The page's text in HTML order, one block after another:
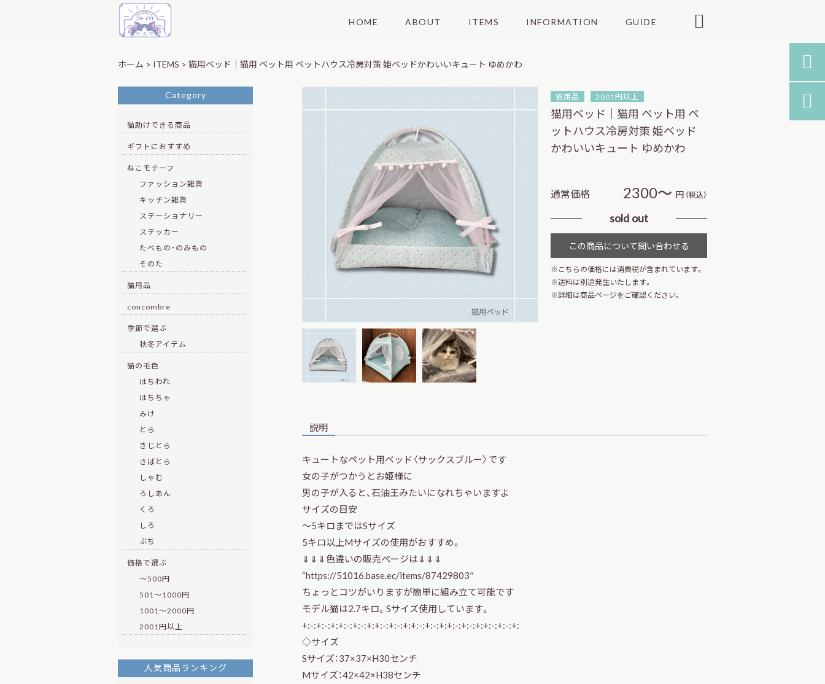
HOME ABOUT ITEMS INFORMATION GUIDE 
ホーム > ITEMS > 猫用ベッド｜猫用 ペット用 ペットハウス冷房対策 姫ベッドかわいいキュート ゆめかわ
猫用品 2001円以上
猫用ベッド｜猫用 ペット用 ペ
ットハウス冷房対策 姫ベッド
かわいいキュート ゆめかわ
通常価格 2300～ 円 （税込）
sold out
※こちらの価格には消費税が含まれています。
※送料は別途発生いたします。
※詳細は商品ページをご確認ください。
説明
キュートなペット用ベッド〈サックスブルー〉です
女の子がつかうとお姫様に
男の子が入ると、石油王みたいになれちゃいますよ
サイズの目安
～5キロまではSサイズ
5キロ以上Mサイズの使用がおすすめ。
⇓⇓⇓色違いの販売ページは⇓⇓⇓
“https://51016.base.ec/items/87429803″
ちょっとコツがいりますが簡単に組み立て可能です
モデル猫は2.7キロ。Sサイズ使用しています。
+:-:+:-:+:+:-:+:-:+:+:-:+:-:+:+:-:+:-:+:+:-:+:-:+:+:-:+:-:+:
◇サイズ
Sサイズ：37×37×H30センチ
Mサイズ：42×42×H38センチ
Category
猫助けできる商品
ギフトにおすすめ
ねこモチーフ
ファッション雑貨
キッチン雑貨
ステーショナリー
ステッカー
たべもの・のみもの
そのた
猫用品
concombre
季節で選ぶ
秋冬アイテム
猫の毛色
はちわれ
はちちゃ
みけ
とら
きじとら
さばとら
しゃむ
ろしあん
くろ
しろ
ぶち
価格で選ぶ
～500円
501～1000円
1001～2000円
2001円以上
人気商品ランキング

